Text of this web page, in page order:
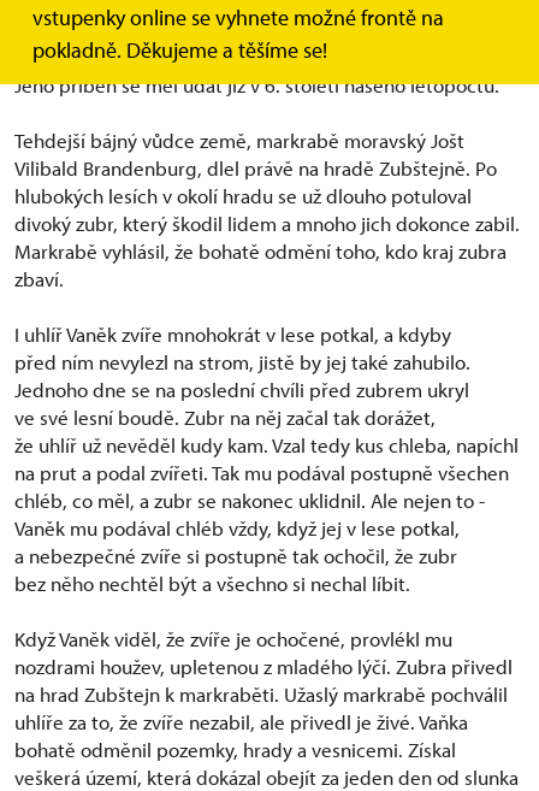
vstupenky online se vyhnete možné frontě na
pokladně. Děkujeme a těšíme se!
Pernštejnů jmenoval Vaněk (Věnava) a pocházel
z uhlířské vsi ležící nedaleko dnešního hradu Pernštejna.
Jeho příběh se měl udát již v 6. století našeho letopočtu.
Tehdejší bájný vůdce země, markrabě moravský Jošt
Vilibald Brandenburg, dlel právě na hradě Zubštejně. Po
hlubokých lesích v okolí hradu se už dlouho potuloval
divoký zubr, který škodil lidem a mnoho jich dokonce zabil.
Markrabě vyhlásil, že bohatě odmění toho, kdo kraj zubra
zbaví.
I uhlíř Vaněk zvíře mnohokrát v lese potkal, a kdyby
před ním nevylezl na strom, jistě by jej také zahubilo.
Jednoho dne se na poslední chvíli před zubrem ukryl
ve své lesní boudě. Zubr na něj začal tak dorážet,
že uhlíř už nevěděl kudy kam. Vzal tedy kus chleba, napíchl
na prut a podal zvířeti. Tak mu podával postupně všechen
chléb, co měl, a zubr se nakonec uklidnil. Ale nejen to -
Vaněk mu podával chléb vždy, když jej v lese potkal,
a nebezpečné zvíře si postupně tak ochočil, že zubr
bez něho nechtěl být a všechno si nechal líbit.
Když Vaněk viděl, že zvíře je ochočené, provlékl mu
nozdrami houžev, upletenou z mladého lýčí. Zubra přivedl
na hrad Zubštejn k markraběti. Užaslý markrabě pochválil
uhlíře za to, že zvíře nezabil, ale přivedl je živé. Vaňka
bohatě odměnil pozemky, hrady a vesnicemi. Získal
veškerá území, která dokázal obejít za jeden den od slunka